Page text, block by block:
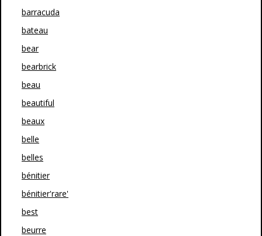
barracuda
bateau
bear
bearbrick
beau
beautiful
beaux
belle
belles
bénitier
bénitier'rare'
best
beurre